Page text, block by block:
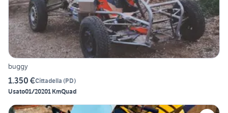
buggy
1.350 €Cittadella (PD)
Usato01/20201 KmQuad